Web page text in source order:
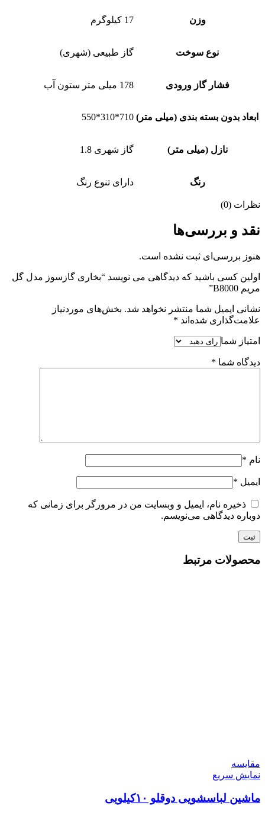
وزن 17 کیلوگرم
نوع سوخت گاز طبیعی (شهری)
فشار گاز ورودی 178 میلی متر ستون آب
ابعاد بدون بسته بندی (میلی متر) 710*310*550
نازل (میلی متر) گاز شهری 1.8
رنگ دارای تنوع رنگ
نظرات (0)
نقد و بررسی‌ها
هنوز بررسی‌ای ثبت نشده است.
اولین کسی باشید که دیدگاهی می نویسد “بخاری گازسوز مدل گل
مریم B8000”
نشانی ایمیل شما منتشر نخواهد شد. بخش‌های موردنیاز
علامت‌گذاری شده‌اند *
امتیاز شما
دیدگاه شما *
نام *
ایمیل *
ذخیره نام، ایمیل و وبسایت من در مرورگر برای زمانی که
دوباره دیدگاهی می‌نویسم.
محصولات مرتبط
مقايسه
نمایش سریع
ماشین لباسشویی دوقلو ۱۰کیلویی